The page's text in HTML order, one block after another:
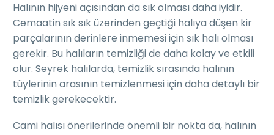
Halının hijyeni açısından da sık olması daha iyidir.
Cemaatin sık sık üzerinden geçtiği halıya düşen kir
parçalarının derinlere inmemesi için sık halı olması
gerekir. Bu halıların temizliği de daha kolay ve etkili
olur. Seyrek halılarda, temizlik sırasında halının
tüylerinin arasının temizlenmesi için daha detaylı bir
temizlik gerekecektir.
Cami halısı önerilerinde önemli bir nokta da, halının